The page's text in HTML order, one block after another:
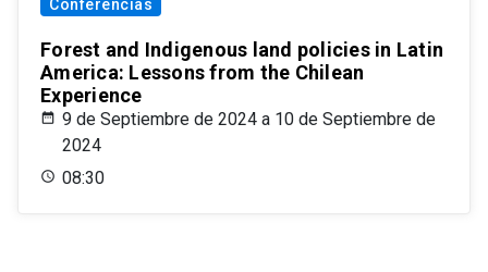
Conferencias
Forest and Indigenous land policies in Latin
America: Lessons from the Chilean
Experience
9 de Septiembre de 2024 a 10 de Septiembre de
2024
08:30